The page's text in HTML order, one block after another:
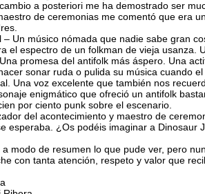
a posteriori me ha demostrado ser
de ceremonias me comentó que era
– Un músico nómada que nadie sabe gran
el espectro de un folkman de vieja usanza.
promesa del antifolk más áspero. Una
sonar ruda o pulida su música cuando
Una voz excelente que también nos
enigmático que ofreció un antifolk
por ciento punk sobre el escenario.
del acontecimiento y maestro de
esperaba. ¿Os podéis imaginar a Dinosaur
modo de resumen lo que pude ver, pero
con tanta atención, respeto y valor que